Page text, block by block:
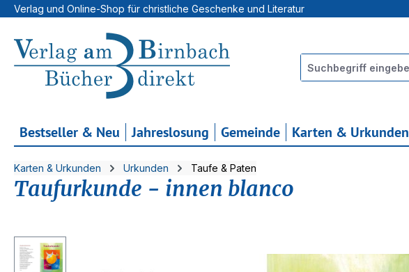
Hauptinhalt springen
Zur Suche springen
Zur Hauptnavigation springen
Verlag und Online-Shop für christliche Geschenke und Literatur
Bestseller & Neu Jahreslosung Gemeinde Karten & Urkunden
Karten & Urkunden Urkunden Taufe & Paten
Taufurkunde - innen blanco
Bildergalerie überspringen